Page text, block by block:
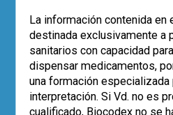
El uso de probióticos
¿quién los
Empleo de la cepa
boulardiiCNCM I-745
de la diarrea
en pediatría (estudio
El largo camino
de la microbiota en
La información contenida en
destinada exclusivamente a
sanitarios con capacidad
dispensar medicamentos,
una formación especializada
interpretación. Si Vd. no es
cualificado, Biocodex no se